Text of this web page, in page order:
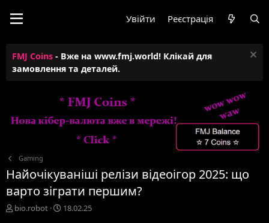
Увійти Реєстрація
FMJ Coins - Вже на www.fmj.world! Клікай для
замовлення та деталей.
Gaming
Найочікуваніші релізи відеоігор 2025: що
варто зіграти першим?
А
bio.robot
Д
18.02.25